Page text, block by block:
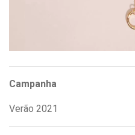
Campanha
Verão 2021